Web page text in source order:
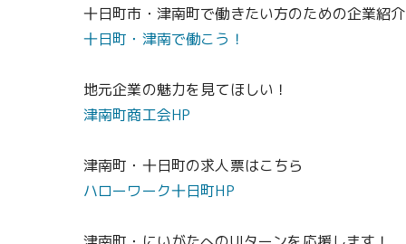
十日町市・津南町で働きたい方のための企業紹
十日町・津南で働こう！
地元企業の魅力を見てほしい！
津南町商工会HP
津南町・十日町の求人票はこちら
ハローワーク十日町HP